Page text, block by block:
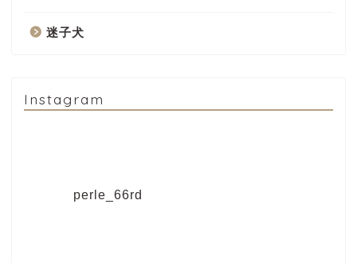
迷子犬
Instagram
perle_66rd